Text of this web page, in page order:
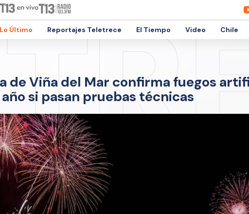
Lo Último Reportajes Teletrece El Tiempo Video Chile
de Viña del Mar confirma fuegos
si pasan pruebas técnicas